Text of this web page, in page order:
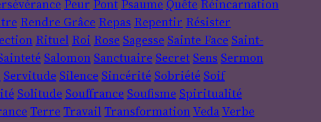
Peur Pont Psaume Quête Réincarnation
Rendre Grâce Repas Repentir Résister
Rituel Roi Rose Sagesse Sainte Face Saint-
Salomon Sanctuaire Secret Sens Sermon
Servitude Silence Sincérité Sobriété Soif
Solitude Souffrance Soufisme Spiritualité
Terre TravailTransformationVedaVerbe